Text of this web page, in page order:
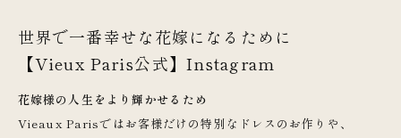
世界で一番幸せな花嫁になるために
【Vieux Paris公式】Instagram
花嫁様の人生をより輝かせるため
Vieaux Parisではお客様だけの特別なドレスのお作りや、